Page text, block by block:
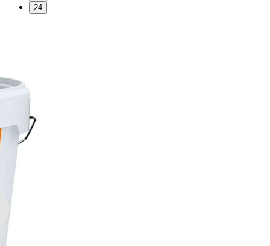
24